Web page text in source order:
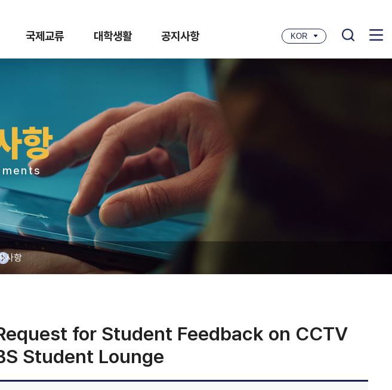
국제교류 대학생활 공지사항 KOR
항
사항
Request for Student Feedback on CCTV
Student Lounge